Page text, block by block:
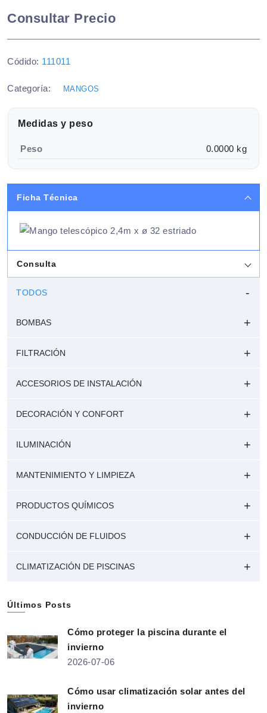
Consultar Precio
Códido: 111011
Categoría: MANGOS
Medidas y peso
Peso 0.0000 kg
Ficha Técnica
Consulta
TODOS
BOMBAS
FILTRACIÓN
ACCESORIOS DE INSTALACIÓN
DECORACIÓN Y CONFORT
ILUMINACIÓN
MANTENIMIENTO Y LIMPIEZA
PRODUCTOS QUÍMICOS
CONDUCCIÓN DE FLUIDOS
CLIMATIZACIÓN DE PISCINAS
Últimos Posts
Cómo proteger la piscina durante el
invierno
2026-07-06
Cómo usar climatización solar antes del
invierno